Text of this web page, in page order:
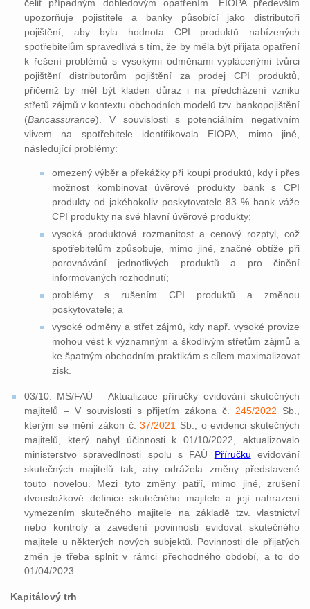
čelit případným dohledovým opatřením. EIOPA především
upozorňuje pojistitele a banky působící jako distributoři
pojištění, aby byla hodnota CPI produktů nabízených
spotřebitelům spravedlivá s tím, že by měla být přijata opatření
k řešení problémů s vysokými odměnami vyplácenými tvůrci
pojištění distributorům pojištění za prodej CPI produktů,
přičemž by měl být kladen důraz i na předcházení vzniku
střetů zájmů v kontextu obchodních modelů tzv. bankopojištění
(Bancassurance). V souvislosti s potenciálním negativním
vlivem na spotřebitele identifikovala EIOPA, mimo jiné,
následující problémy:
omezený výběr a překážky při koupi produktů, kdy i přes
možnost kombinovat úvěrové produkty bank s CPI
produkty od jakéhokoliv poskytovatele 83 % bank váže
CPI produkty na své hlavní úvěrové produkty;
vysoká produktová rozmanitost a cenový rozptyl, což
spotřebitelům způsobuje, mimo jiné, značné obtíže při
porovnávání jednotlivých produktů a pro činění
informovaných rozhodnutí;
problémy s rušením CPI produktů a změnou
poskytovatele; a
vysoké odměny a střet zájmů, kdy např. vysoké provize
mohou vést k významným a škodlivým střetům zájmů a
ke špatným obchodním praktikám s cílem maximalizovat
zisk.
03/10: MS/FAÚ – Aktualizace příručky evidování skutečných
majitelů – V souvislosti s přijetím zákona č. 245/2022 Sb.,
kterým se mění zákon č.37/2021
Sb., o evidenci skutečných
majitelů, který nabyl účinnosti k 01/10/2022, aktualizovalo
ministerstvo spravedlnosti spolu s FAÚ Příručku evidování
skutečných majitelů tak, aby odrážela změny představené
touto novelou. Mezi tyto změny patří, mimo jiné, zrušení
dvousložkové definice skutečného majitele a její nahrazení
vymezením skutečného majitele na základě tzv. vlastnictví
nebo kontroly a zavedení povinnosti evidovat skutečného
majitele u některých nových subjektů. Povinnosti dle přijatých
změn je třeba splnit v rámci přechodného období, a to do
01/04/2023.
Kapitálový trh